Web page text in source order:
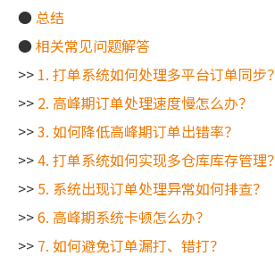
● 总结
●相关常见问题解答
>> 1. 打单系统如何处理多平台订单同步？
>> 2. 高峰期订单处理速度慢怎么办？
>>3. 如何降低高峰期订单出错率？
>>4. 打单系统如何实现多仓库库存管理？
>> 5. 系统出现订单处理异常如何排查？
>>6. 高峰期系统卡顿怎么办？
>> 7. 如何避免订单漏打、错打？